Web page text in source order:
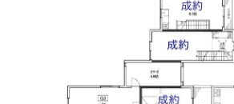
スペース、何かできそうな防空
次第で楽しくなりそうな素材が
最後に注意点を3点ほど。1点目